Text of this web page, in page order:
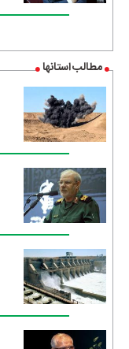
مطالب استانها